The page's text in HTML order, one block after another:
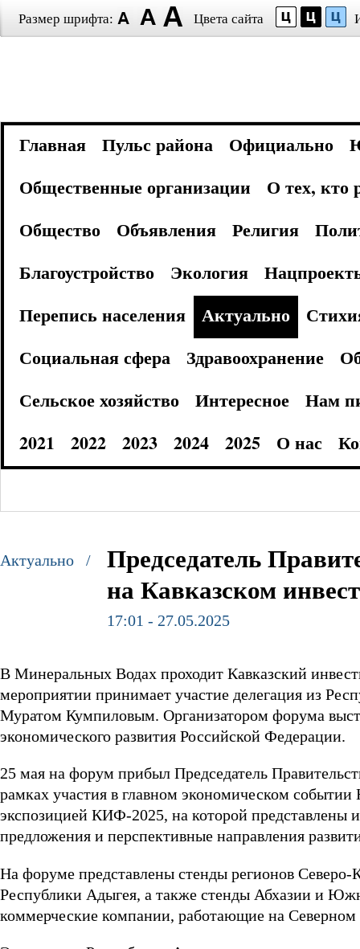
Размер шрифта: Цвета сайта
Главная Пульс района Официально
Общественные организации
О тех, кто
Общество
Объявления Религия
Благоустройство
Экология
Перепись населения
Актуально
Социальная сфера
Здравоохранение
Сельское хозяйство
Интересное
Нам
2021
2022 2023 2024 2025 О нас
Актуально /
Председатель
на Кавказском
17:01 - 27.05.2025
В Минеральных Водах проходит Кавказский
мероприятии принимает участие делегация из
Муратом Кумпиловым. Организатором форума
экономического развития Российской Федерации.
25 мая на форум прибыл Председатель
рамках участия в главном экономическом
экспозицией КИФ-2025, на которой представлены
предложения и перспективные направления
На форуме представлены стенды регионов Северо-
Республики Адыгея, а также стенды Абхазии и
коммерческие компании, работающие на Северном